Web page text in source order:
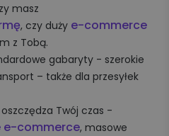
masz
, czy duży e-commerce
z Tobą.
gabaryty - szerokie
– także dla przesyłek
Twój czas -
e-commerce, masowe